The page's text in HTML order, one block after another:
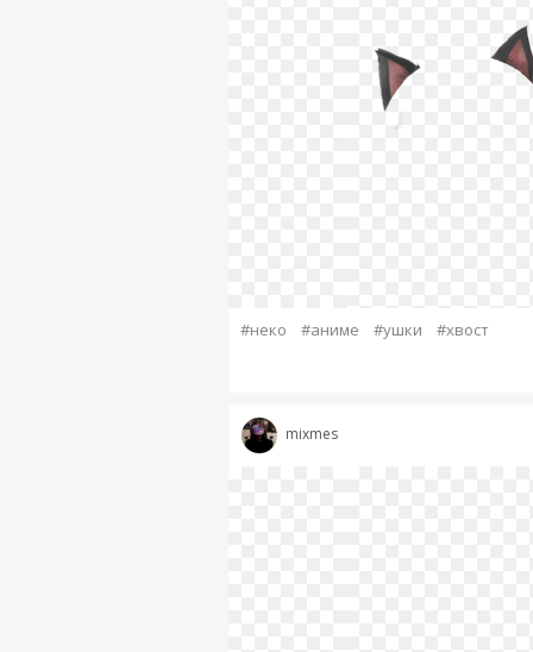
#неко #аниме #ушки #хвост
mixmes